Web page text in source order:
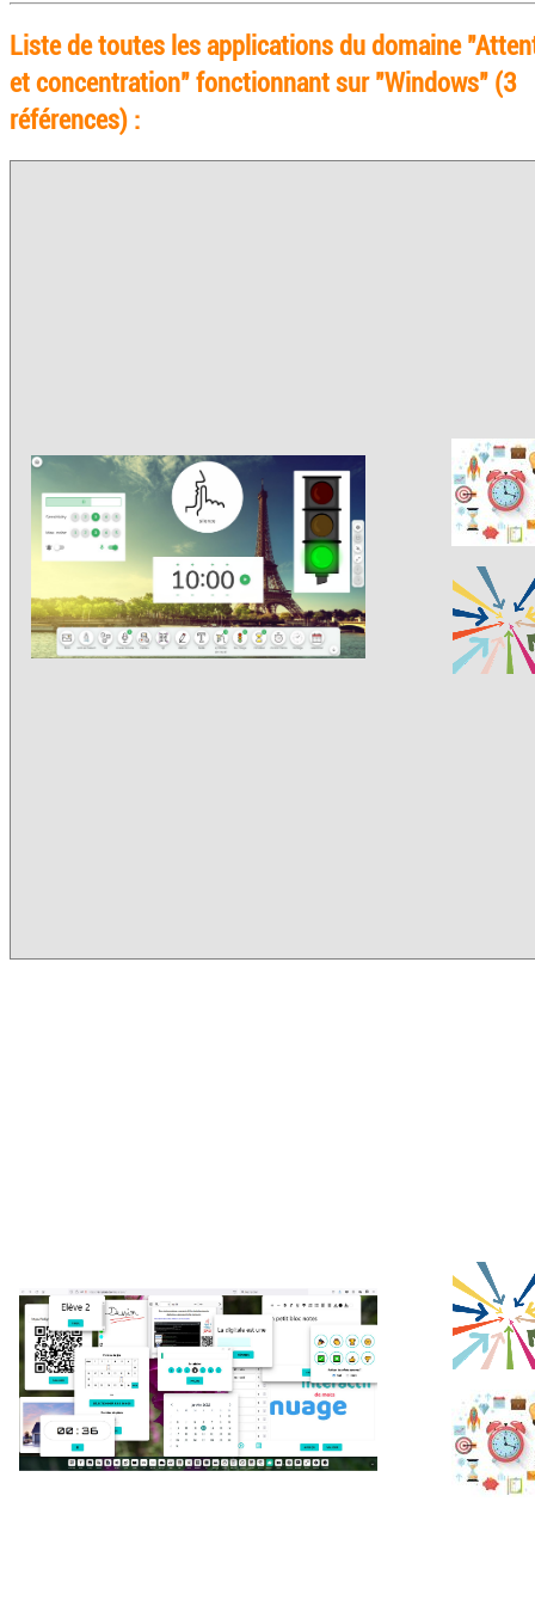
Liste de toutes les applications du domaine
et concentration" fonctionnant sur "Windows" (3
références) :